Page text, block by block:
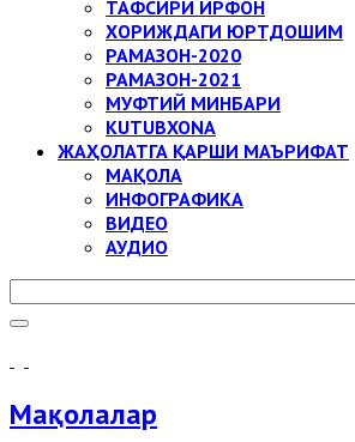
ТАФСИРИ ИРФОН
ХОРИЖДАГИ ЮРТДОШИМ
РАМАЗОН-2020
РАМАЗОН-2021
МУФТИЙ МИНБАРИ
KUTUBXONA
ЖАҲОЛАТГА ҚАРШИ МАЪРИФАТ
МАҚОЛА
ИНФОГРАФИКА
ВИДЕО
АУДИО
Мақолалар